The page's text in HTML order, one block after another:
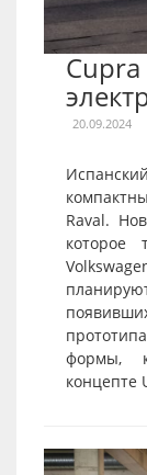
20.09.2024
Raval.
которое
формы,
концепте